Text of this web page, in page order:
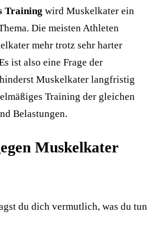
Training wird Muskelkater ein
Die meisten Athleten
mehr trotz sehr harter
ist also eine Frage der
Muskelkater langfristig
Training der gleichen
Belastungen.
Muskelkater
du dich vermutlich, was du tun